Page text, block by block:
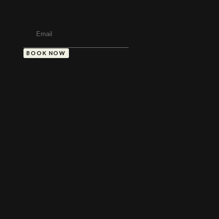
BOOK NOW